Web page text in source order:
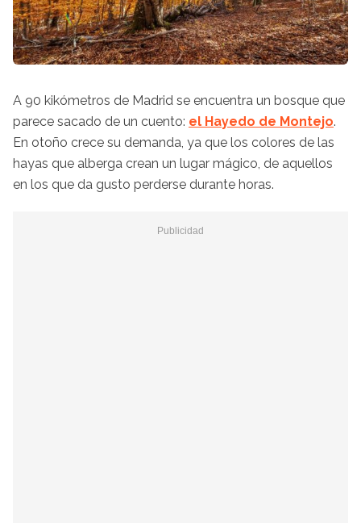
A 90 kikómetros de Madrid se encuentra un bosque que
parece sacado de un cuento: el Hayedo de Montejo.
En otoño crece su demanda, ya que los colores de las
hayas que alberga crean un lugar mágico, de aquellos
en los que da gusto perderse durante horas.